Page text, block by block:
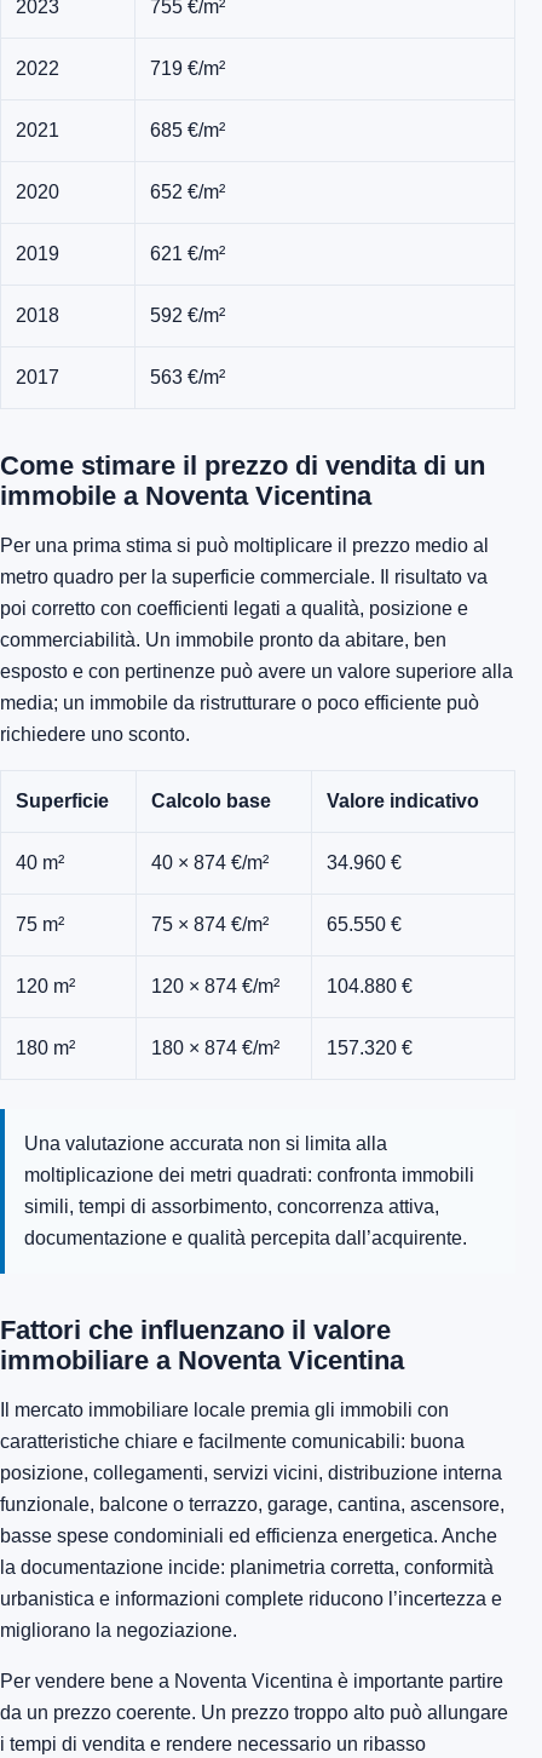
2023 755 €/m²
2022 719 €/m²
2021 685 €/m²
2020 652 €/m²
2019 621 €/m²
2018 592 €/m²
2017 563 €/m²
Come stimare il prezzo di vendita di un
immobile a Noventa Vicentina
Per una prima stima si può moltiplicare il prezzo medio al
metro quadro per la superficie commerciale. Il risultato va
poi corretto con coefficienti legati a qualità, posizione e
commerciabilità. Un immobile pronto da abitare, ben
esposto e con pertinenze può avere un valore superiore alla
media; un immobile da ristrutturare o poco efficiente può
richiedere uno sconto.
Superficie Calcolo base Valore indicativo
40 m² 40 × 874 €/m² 34.960 €
75 m² 75 × 874 €/m² 65.550 €
120 m² 120 × 874 €/m² 104.880 €
180 m² 180 × 874 €/m² 157.320 €
Una valutazione accurata non si limita alla
moltiplicazione dei metri quadrati: confronta immobili
simili, tempi di assorbimento, concorrenza attiva,
documentazione e qualità percepita dall’acquirente.
Fattori che influenzano il valore
immobiliare a Noventa Vicentina
Il mercato immobiliare locale premia gli immobili con
caratteristiche chiare e facilmente comunicabili: buona
posizione, collegamenti, servizi vicini, distribuzione interna
funzionale, balcone o terrazzo, garage, cantina, ascensore,
basse spese condominiali ed efficienza energetica. Anche
la documentazione incide: planimetria corretta, conformità
urbanistica e informazioni complete riducono l’incertezza e
migliorano la negoziazione.
Per vendere bene a Noventa Vicentina è importante partire
da un prezzo coerente. Un prezzo troppo alto può allungare
i tempi di vendita e rendere necessario un ribasso